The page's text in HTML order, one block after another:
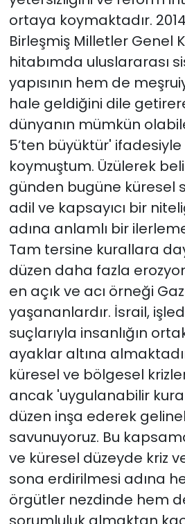
ortaya koymaktadır. 2014
Birleşmiş Milletler Genel
hitabımda uluslararası
yapısının hem de
hale geldiğini dile
dünyanın mümkün
5’ten büyüktür'
koymuştum. Üzülerek
günden bugüne küresel
adil ve kapsayıcı bir
adına anlamlı bir
Tam tersine kurallara
düzen daha fazla
en açık ve acı örneği
yaşananlardır. İsrail,
suçlarıyla insanlığın
ayaklar altına
küresel ve bölgesel
ancak 'uygulanabilir
düzen inşa ederek
savunuyoruz. Bu
ve küresel düzeyde kriz
sona erdirilmesi adına
örgütler nezdinde hem